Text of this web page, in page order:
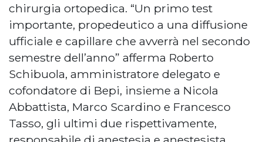
chirurgia ortopedica. “Un primo test
importante, propedeutico a una diffusione
ufficiale e capillare che avverrà nel secondo
semestre dell’anno” afferma Roberto
Schibuola, amministratore delegato e
cofondatore di Bepi, insieme a Nicola
Abbattista, Marco Scardino e Francesco
Tasso, gli ultimi due rispettivamente,